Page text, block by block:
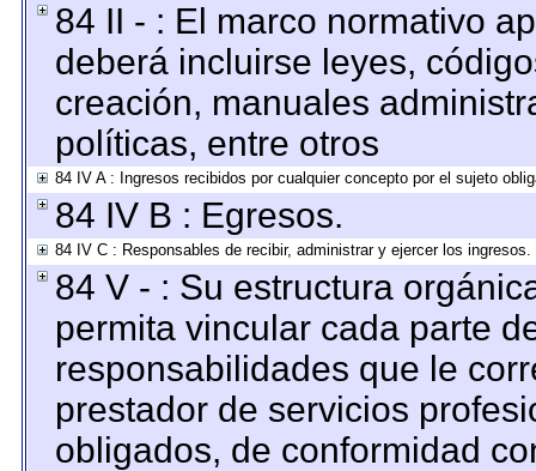
84 II - : El marco normativo
deberá incluirse leyes,
creación, manuales
políticas, entre otros
84 IV A : Ingresos recibidos por cualquier concepto por el sujeto
84 IV B : Egresos.
84 IV C : Responsables de recibir, administrar y ejercer los ingresos.
84 V - : Su estructura
permita vincular cada parte
responsabilidades que le
prestador de servicios
obligados, de conformidad